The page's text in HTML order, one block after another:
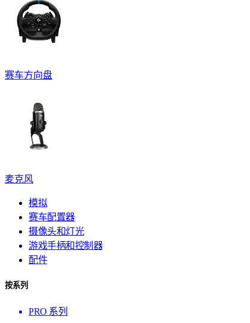
赛车方向盘
麦克风
模拟
赛车配置器
摄像头和灯光
游戏手柄和控制器
配件
按系列
PRO 系列